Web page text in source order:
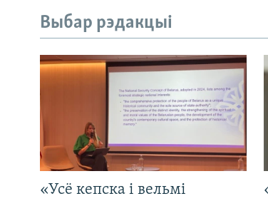
Выбар рэдакцыі
«Усё кепска і вельмі